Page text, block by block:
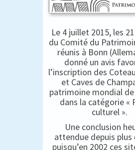
Le 4 juillet 2015, les
du Comité du
réunis à Bonn
donné un avis
l’inscription des
et Caves de
patrimoine mondial de
dans la catégorie «
culturel ».
Une conclusion
attendue depuis plus
puisqu’en 2002 ces